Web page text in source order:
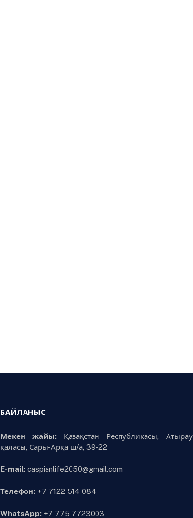
БАЙЛАНЫС
Мекен жайы:Қазақстан Республикасы, Атырау
қаласы, Сары-Арқа ш/а, 39-22
E-mail: caspianlife2050@gmail.com
Телефон: +7 7122 514 084
WhatsApp: +7 775 7723003